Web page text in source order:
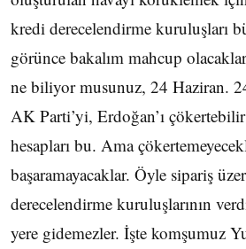
kredi derecelendirme kuruluşları
görünce bakalım mahcup
ne biliyor musunuz, 24 Haziran.
AK Parti’yi, Erdoğan’ı
hesapları bu. Ama
başaramayacaklar. Öyle sipariş
derecelendirme kuruluşlarının
yere gidemezler. İşte komşumuz